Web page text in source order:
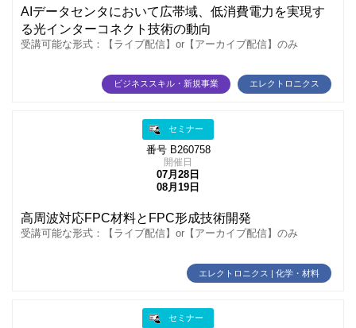
AIデータセンタにおいて広帯域、低消費電力を実現す
る光インターコネクト技術の動向
受講可能な形式：【ライブ配信】or【アーカイブ配信】のみ
ビジネススキル・新規事業 エレクトロニクス
セミナー
番号 B260758
開催日
07月28日
08月19日
高周波対応FPC材料とFPC形成技術開発
受講可能な形式：【ライブ配信】or【アーカイブ配信】のみ
エレクトロニクス | 化学・材料
セミナー